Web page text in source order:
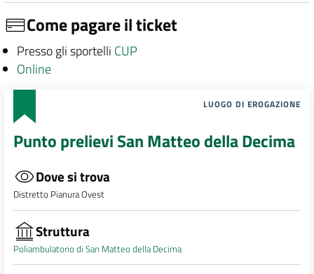
Come pagare il ticket
Presso gli sportelli CUP
Online
LUOGO DI EROGAZIONE
Punto prelievi San Matteo della Decima
Dove si trova
Distretto Pianura Ovest
Struttura
Poliambulatorio di San Matteo della Decima